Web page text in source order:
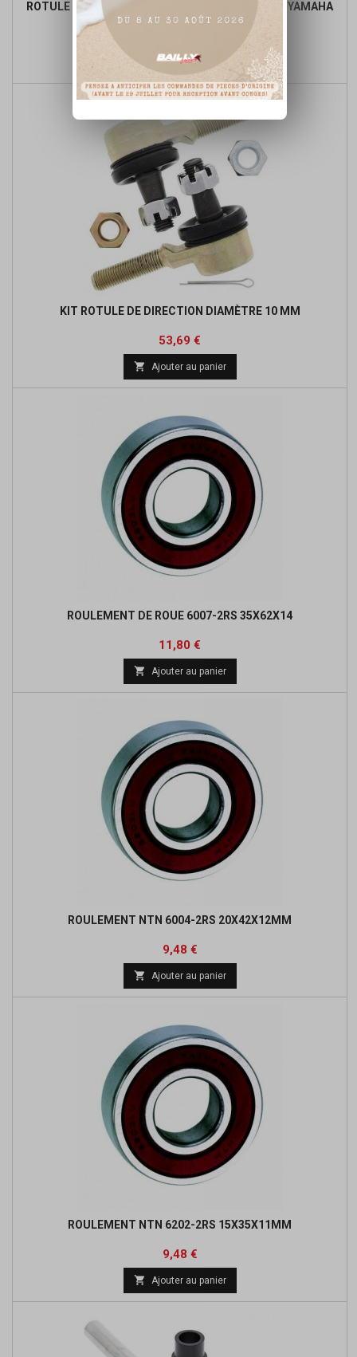
ROTULE SUPERIEURE TRAIN AVANT LARGE QUAD YAMAHA
de
base
 Ajouter au panier
KIT ROTULE DE DIRECTION DIAMÈTRE 10 MM
Prix
53,69 €
base
 Ajouter au panier
ROULEMENT DE ROUE 6007-2RS 35X62X14
Prix
11,80 €
base
 Ajouter au panier
ROULEMENT NTN 6004-2RS 20X42X12MM
Prix
9,48 €Prix
base
 Ajouter au panier
ROULEMENT NTN 6202-2RS 15X35X11MM
Prix
9,48 €Prix
base
 Ajouter au panier